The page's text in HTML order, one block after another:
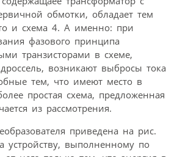
обмотки, обладает тем
и схема 4. А именно: при
фазового принципа
транзисторами в схеме,
возникают выбросы тока
тем, что имеют место в
простая схема, предложенная
из рассмотрения.
приведена на рис.
устройству, выполненному по